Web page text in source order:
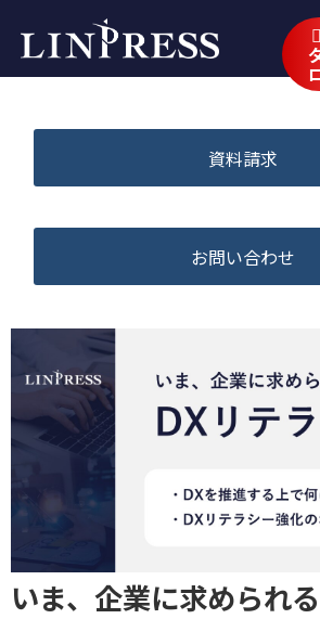
サービス
イベント・セミナー
企業情報
資料請求
お問い合わせ
いま、企業に求められ